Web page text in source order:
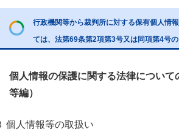
行政機関等から裁判所に対する保有個人情
ては、法第69条第2項第3号又は同項第4号の
個人情報の保護に関する法律について
等編）
個人情報等の取扱い